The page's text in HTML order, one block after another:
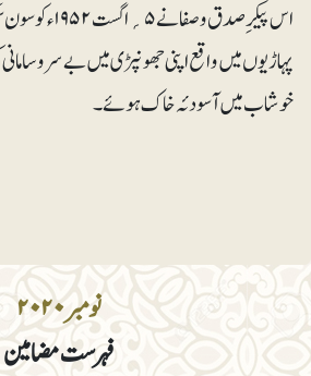
نومبر۲۰۲۰
فہرست مضامین
اس پیکر ِ صدق و
پہاڑیوں میں واقع اپنی جھونپڑی میں بے
خوشاب میں آسودئہ خاک ہوئے۔